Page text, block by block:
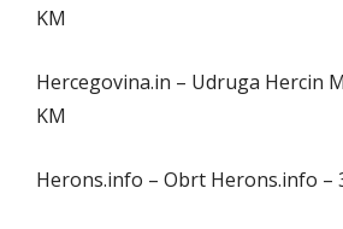
KM
Hercegovina.in – Udruga Hercin
KM
Herons.info – Obrt Herons.info –